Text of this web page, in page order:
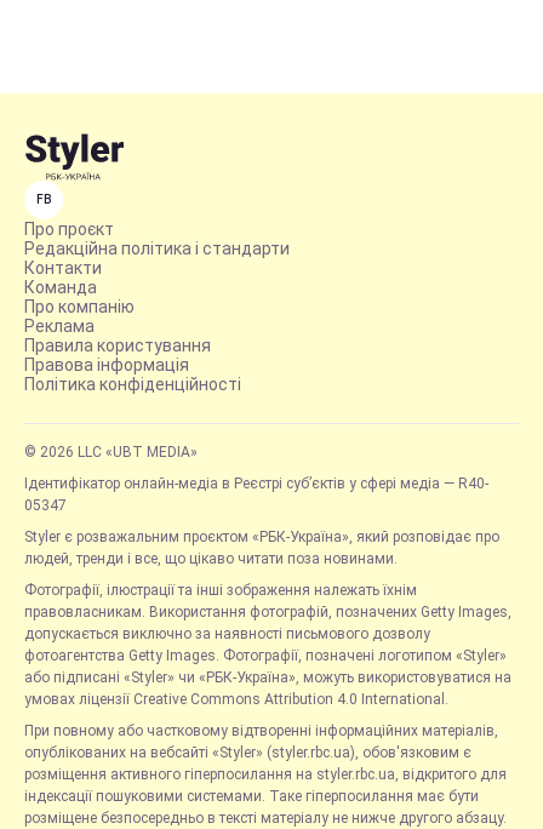
FB
Про проєкт
Редакційна політика і стандарти
Контакти
Команда
Про компанію
Реклама
Правила користування
Правова інформація
Політика конфіденційності
© 2026 LLC «UBT MEDIA»
Ідентифікатор онлайн-медіа в Реєстрі суб’єктів у сфері медіа — R40-
05347
Styler є розважальним проєктом «РБК-Україна», який розповідає про
людей, тренди і все, що цікаво читати поза новинами.
Фотографії, ілюстрації та інші зображення належать їхнім
правовласникам. Використання фотографій, позначених Getty Images,
допускається виключно за наявності письмового дозволу
фотоагентства Getty Images. Фотографії, позначені логотипом «Styler»
або підписані «Styler» чи «РБК-Україна», можуть використовуватися на
умовах ліцензії Creative Commons Attribution 4.0 International.
При повному або частковому відтворенні інформаційних матеріалів,
опублікованих на вебсайті «Styler» (styler.rbc.ua), обов'язковим є
розміщення активного гіперпосилання на styler.rbc.ua, відкритого для
індексації пошуковими системами. Таке гіперпосилання має бути
розміщене безпосередньо в тексті матеріалу не нижче другого абзацу.